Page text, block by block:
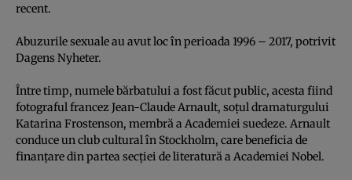
recent.
Abuzurile sexuale au avut loc în perioada 1996 – 2017, potrivit
Dagens Nyheter.
Între timp, numele bărbatului a fost făcut public, acesta fiind
fotograful francez Jean-Claude Arnault, soţul dramaturgului
Katarina Frostenson, membră a Academiei suedeze. Arnault
conduce un club cultural în Stockholm, care beneficia de
finanţare din partea secţiei de literatură a Academiei Nobel.